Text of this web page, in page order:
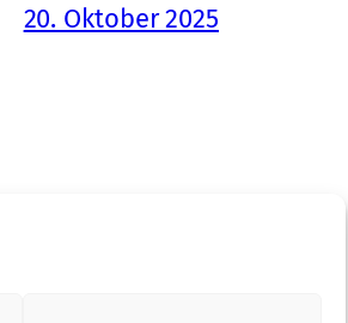
20. Oktober 2025